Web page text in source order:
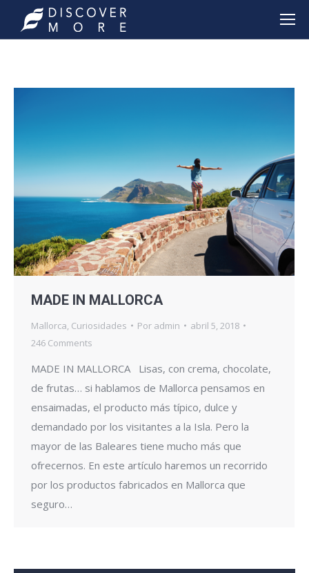
MADE IN MALLORCA
Mallorca Curiosidades Por admin
abril 5, 2018
246 Comments
MADE IN MALLORCA Lisas, con crema, chocolate,
de frutas… si hablamos de Mallorca pensamos en
ensaimadas, el producto más típico, dulce y
demandado por los visitantes a la Isla. Pero la
mayor de las Baleares tiene mucho más que
ofrecernos. En este artículo haremos un recorrido
por los productos fabricados en Mallorca que
seguro…